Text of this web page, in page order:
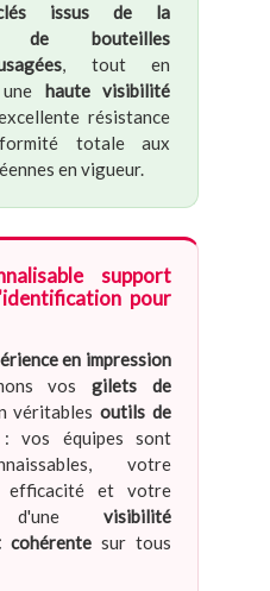
issus de la
de bouteilles
, tout en
haute visibilité
résistance
totale aux
en vigueur.
support
pour
en impression
vosgilets de
véritablesoutils de
: vos équipes sont
votre
efficacité et votre
d'une visibilité
sur tous